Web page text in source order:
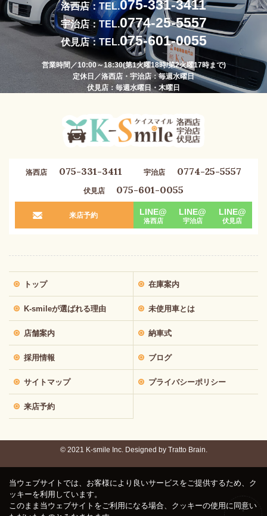
洛西店：TEL.075-331-3411
宇治店：TEL.0774-25-5557
伏見店：TEL.075-601-0055
営業時間／10:00～18:30(第1火曜18時/第2火曜17時まで)
定休日／洛西店・宇治店：毎週水曜日
伏見店：毎週水曜日・木曜日
洛西店 075-331-3411 宇治店 0774-25-5557
伏見店 075-601-0055
来店予約 LINE@
洛西店
LINE@
宇治店
LINE@
伏見店
トップ 在庫案内
K-smileが選ばれる理由 未使用車とは
店舗案内 納車式
採用情報 ブログ
サイトマップ プライバシーポリシー
来店予約
© 2021 K-smile Inc. Designed by Tratto Brain.
当ウェブサイトでは、お客様により良いサービスをご提供するため、ク
ッキーを利用しています。
このまま当ウェブサイトをご利用になる場合、クッキーの使用に同意い